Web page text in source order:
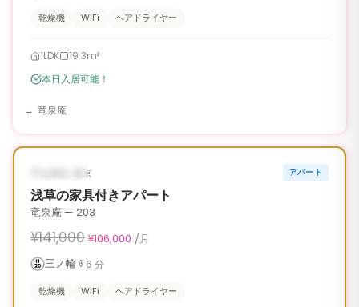
乾燥機 WiFi ヘアドライヤー
1LDK
19.3m²
本日入居可能！
竜泉庵
入居可能
90日
‹ ›
台東区, 東京 アパート
浅草の家具付きアパート
竜泉庵 — 203
¥141,000 ¥106,000 /月
三ノ輪
6 分
乾燥機 WiFi ヘアドライヤー